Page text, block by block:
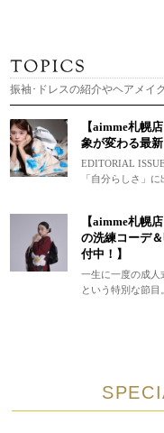
振袖･ドレスの紹介やヘアメイ
【aimme札幌
象が変わる最
EDITORIAL
「自分らしさ」に
【aimme札幌
の洗練コーデ
付中！】
一生に一度の成人
という特別な節目